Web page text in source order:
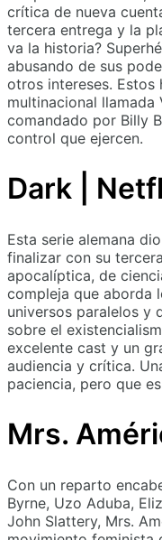
crítica de nueva
tercera entrega y la
va la historia?
abusando de sus
otros intereses. Estos
multinacional
comandado por Billy
control que ejercen.
Dark |
Esta serie alemana
finalizar con su
apocalíptica, de
compleja que aborda
universos paralelos y
sobre el
excelente cast y un
audiencia y crítica.
paciencia, pero que
Mrs.
Con un reparto
Byrne, Uzo Aduba,
John Slattery, Mrs.